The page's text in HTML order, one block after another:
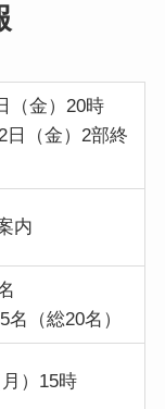
（金）20時
（金）2部終
内
（総20名）
）15時